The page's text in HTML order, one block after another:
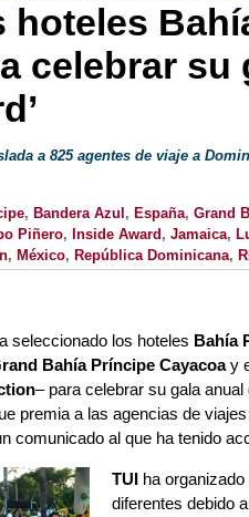
hoteles
celebrar su
a 825 agentes de viaje a
, Bandera Azul , España, Grand
Piñero, Inside Award , Jamaica,
, México, República Dominicana,
seleccionado los hoteles Bahía
Bahía Príncipe Cayacoay
– para celebrar su gala
premia a las agencias de
comunicado al que ha tenido
TUIha organizado
diferentes debido